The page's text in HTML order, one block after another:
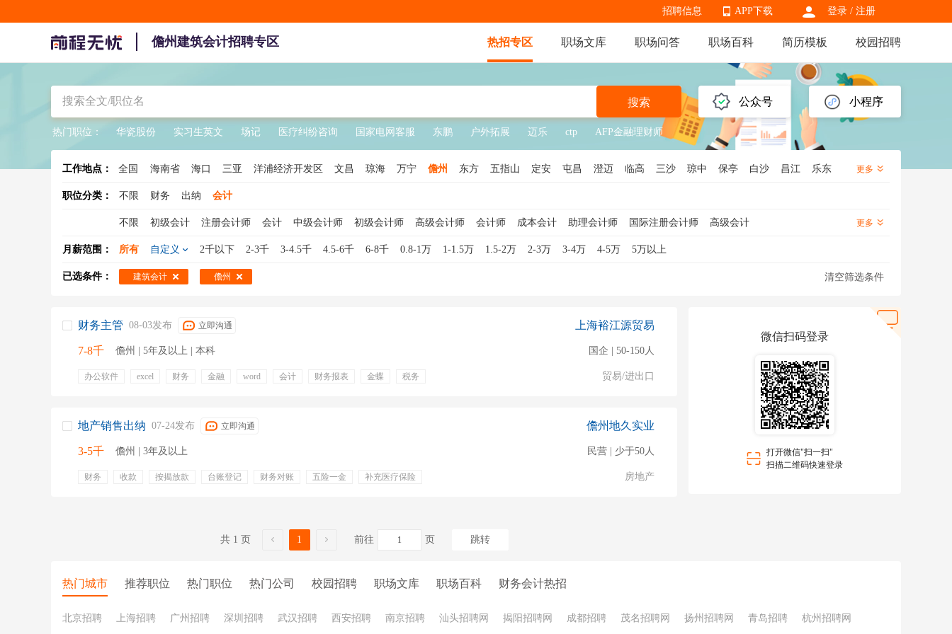
登录 / 注册
APP下载
APP下载
招聘信息
儋州建筑会计招聘专区 热招专区 职场文库 职场问答 职场百科 简历模板 校园招聘
公众号 小程序
搜索
热门职位： 华瓷股份 实习生英文 场记 医疗纠纷咨询 国家电网客服 东鹏 户外拓展 迈乐 ctp AFP金融理财师
工作地点： 全国 海南省 海口 三亚 洋浦经济开发区 文昌 琼海 万宁 儋州 东方 五指山 定安 屯昌 澄迈 临高 三沙 琼中 保亭 白沙 昌江
乐东
陵水
更多
职位分类： 不限 财务 出纳 会计
不限 初级会计 注册会计师 会计 中级会计师 初级会计师 高级会计师 会计师 成本会计 助理会计师 国际注册会计师
高级会计
管理会计师
总账会计 中级财务会计 会计助理 外勤会计 内账会计 会计主管 基金会计 建筑会计 法务会计 结算会计
更多
月薪范围： 所有 自定义 2千以下 2-3千 3-4.5千 4.5-6千 6-8千 0.8-1万 1-1.5万 1.5-2万 2-3万 3-4万 4-5万 5万以上
已选条件： 建筑会计 儋州 清空筛选条件
财务主管 08-03发布 立即沟通
7-8千 儋州 | 5年及以上 | 本科
办公软件 excel 财务 金融 word 会计 财务报表 金蝶
税务
上海裕江源贸易
国企 | 50-150人
贸易/进出口
地产销售出纳 07-24发布 立即沟通
3-5千 儋州 | 3年及以上
财务 收款 按揭放款 台账登记 财务对账 五险一金
补充医疗保险
儋州地久实业
民营 | 少于50人
房地产
共 1 页 1 前往 页 跳转
微信扫码登录
打开微信"扫一扫"
扫描二维码快速登录
热门城市 推荐职位 热门职位 热门公司 校园招聘 职场文库 职场百科 财务会计热招
北京招聘 上海招聘 广州招聘 深圳招聘 武汉招聘 西安招聘 南京招聘 汕头招聘网 揭阳招聘网 成都招聘 茂名招聘网 扬州招聘网 青岛招聘 杭州招聘网